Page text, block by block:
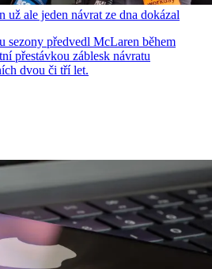
už ale jeden návrat ze dna dokázal
sezony předvedl McLaren během
přestávkou záblesk návratu
dvou či tří let.